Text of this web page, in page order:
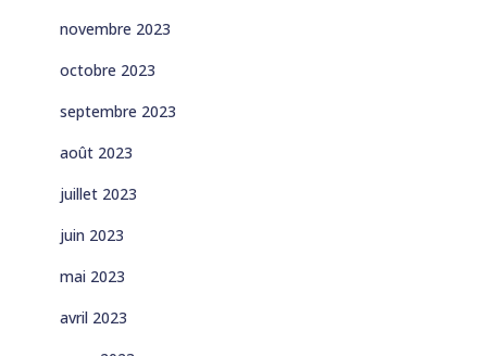
novembre 2023
octobre 2023
septembre 2023
août 2023
juillet 2023
juin 2023
mai 2023
avril 2023